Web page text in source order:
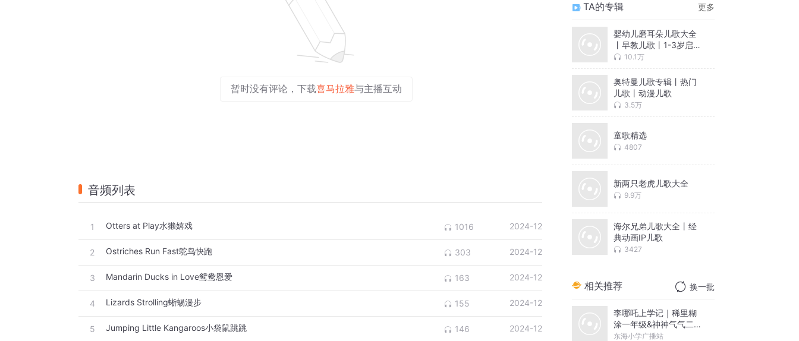
暂时没有评论，下载喜马拉雅与主播互动
音频列表
1 Otters at Play水獭嬉戏 1016 2024-12
2 Ostriches Run Fast鸵鸟快跑 303 2024-12
3 Mandarin Ducks in Love鸳鸯恩爱 163 2024-12
4 Lizards Strolling蜥蜴漫步 155 2024-12
5 Jumping Little Kangaroos小袋鼠跳跳 146 2024-12
TA的专辑 更多
婴幼儿磨耳朵儿歌大全
丨早教儿歌丨1-3岁启蒙
儿歌10.1万
奥特曼儿歌专辑丨热门
儿歌丨动漫儿歌
3.5万
童歌精选
4807
新两只老虎儿歌大全
9.9万
海尔兄弟儿歌大全丨经
典动画IP儿歌
3427
相关推荐 换一批
李哪吒上学记｜稀里糊
涂一年级&神神气气二年
级
东海小学广播站